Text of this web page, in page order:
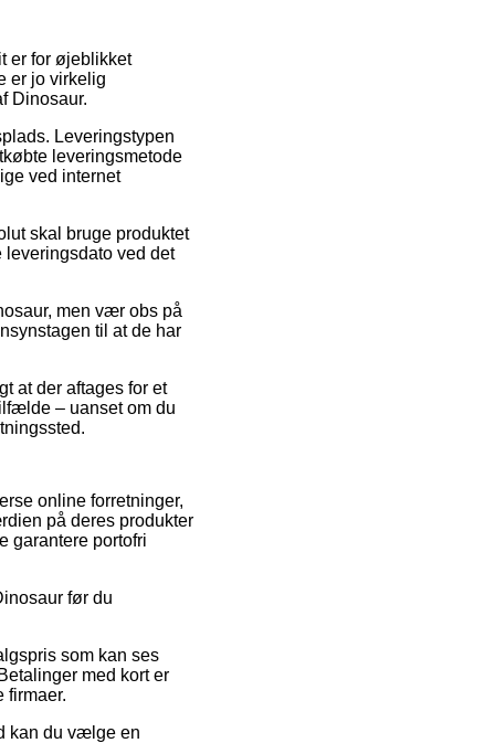
er for øjeblikket
er jo virkelig
Dinosaur.
Leveringstypen
leveringsmetode
ved internet
skal bruge produktet
ved det
men vær obs på
til at de har
at der aftages for et
– uanset om du
online forretninger,
på deres produkter
garantere portofri
før du
som kan ses
med kort er
firmaer.
kan du vælge en